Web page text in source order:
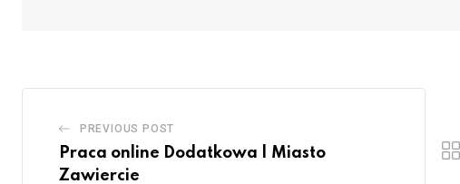
PREVIOUS POST
Praca online Dodatkowa | Miasto
Zawiercie